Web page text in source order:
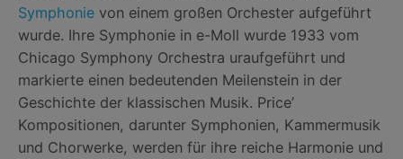
Symphonie von einem großen Orchester aufgeführt
wurde. Ihre Symphonie in e-Moll wurde 1933 vom
Chicago Symphony Orchestra uraufgeführt und
markierte einen bedeutenden Meilenstein in der
Geschichte der klassischen Musik. Price’
Kompositionen, darunter Symphonien, Kammermusik
und Chorwerke, werden für ihre reiche Harmonie und